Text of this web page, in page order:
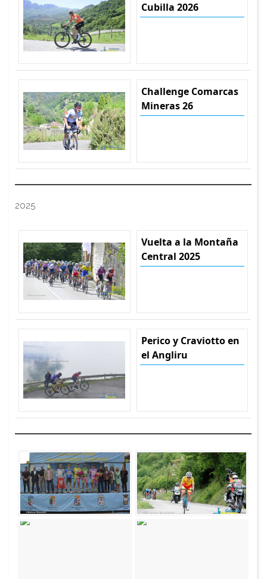
Cubilla 2026
Challenge Comarcas
Mineras 26
2025
Vuelta a la Montaña
Central 2025
Perico y Craviotto en
el Angliru